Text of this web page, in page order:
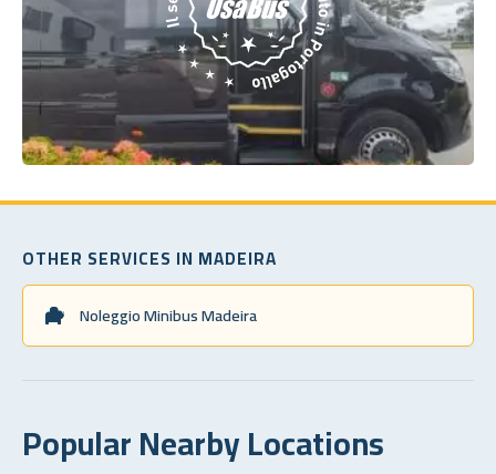
OTHER SERVICES IN MADEIRA
Noleggio Minibus Madeira
Popular Nearby Locations